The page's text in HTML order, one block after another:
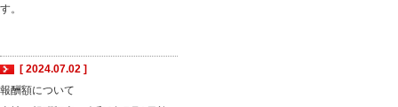
す。
[ 2024.07.02 ]
報酬額について